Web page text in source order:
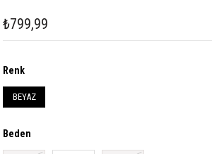
₺799,99
Renk
BEYAZ
Beden